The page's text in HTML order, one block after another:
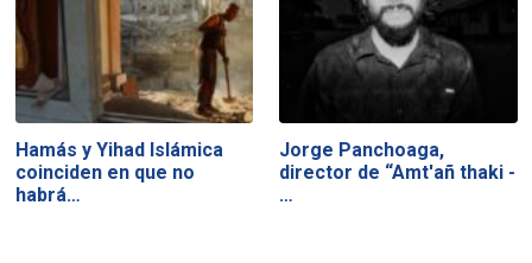
Hamás y Yihad Islámica
coinciden en que no
habrá…
Jorge Panchoaga,
director de “Amt'añ thaki -
…